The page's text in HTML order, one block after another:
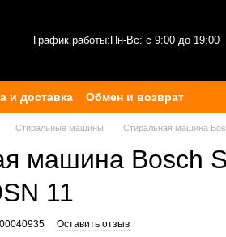
График работы: Пн-Вс: с 9:00 до 19:00
и доставка
Обмен и возврат
Стиральные машины Стиральная машина
машина Bosch
11
Оставить отзыв